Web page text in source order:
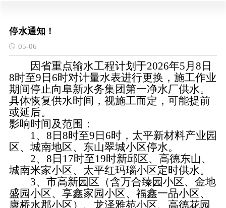
停水通知！
05-06
因省重点输水工程计划于2026年5月8日
8时至9日6时对计量水表进行更换，施工作业
期间停止向阜新水务集团第一净水厂供水。
具体恢复供水时间，视施工而定，可能提前
或延后。
影响时间及范围：
1、8日8时至9日6时，太平新材料产业园
区、城南地区、东山翠城小区停水。
2、8日17时至19时新邱区、高德东山、
城南米家小区、太平红玛瑙小区定时供水。
3、市高新园区（含万合臻园小区、金地
盛园小区、享鑫家园小区、福鑫一品小区、
康桥水郡小区）、龙泽雅苑小区、高德花园